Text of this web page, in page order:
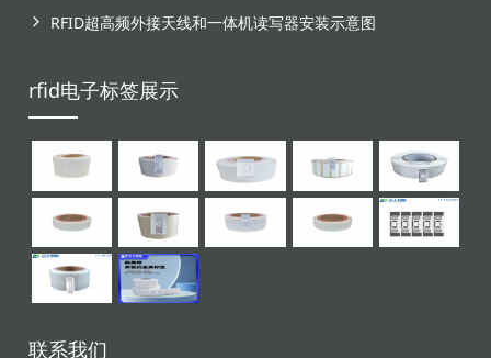
RFID超高频外接天线和一体机读写器安装示意图
rfid电子标签展示
联系我们